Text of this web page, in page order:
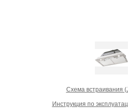
Схема встраивания
Инструкция по